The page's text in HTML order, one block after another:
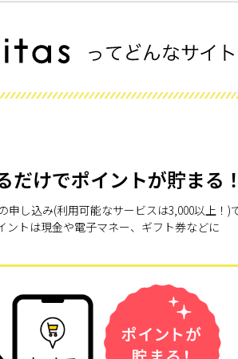
だけでポイントが貯まる
申し込み(利用可能なサービスは3,000以上！)
ントは現金や電子マネー、ギフト券などに